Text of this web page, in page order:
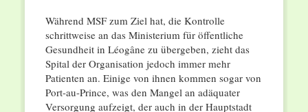
Während MSF zum Ziel hat, die Kontrolle
schrittweise an das Ministerium für öffentliche
Gesundheit in Léogâne zu übergeben, zieht das
Spital der Organisation jedoch immer mehr
Patienten an. Einige von ihnen kommen sogar von
Port-au-Prince, was den Mangel an adäquater
Versorgung aufzeigt, der auch in der Hauptstadt